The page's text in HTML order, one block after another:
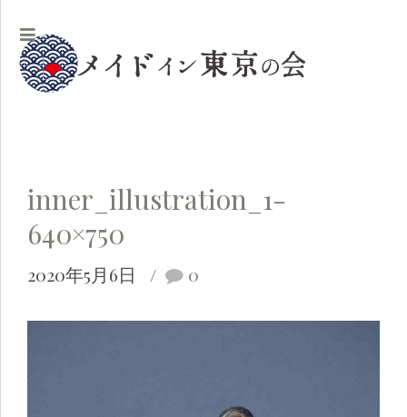
inner_illustration_1-
640×750
2020年5月6日 0